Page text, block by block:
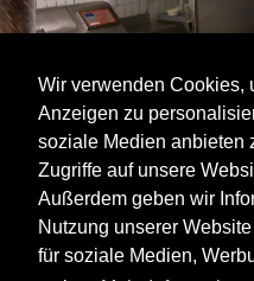
Wir verwenden Cookies,
Anzeigen zu
soziale Medien anbieten
Zugriffe auf unsere
Außerdem geben wir
Nutzung unserer
für soziale Medien,